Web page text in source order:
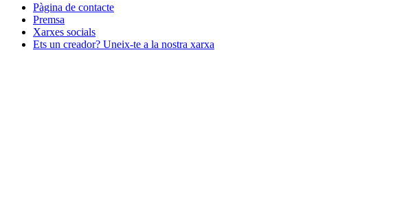
Pàgina de contacte
Premsa
Xarxes socials
Ets un creador? Uneix-te a la nostra xarxa